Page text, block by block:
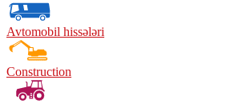
Avtomobil hissələri
Construction